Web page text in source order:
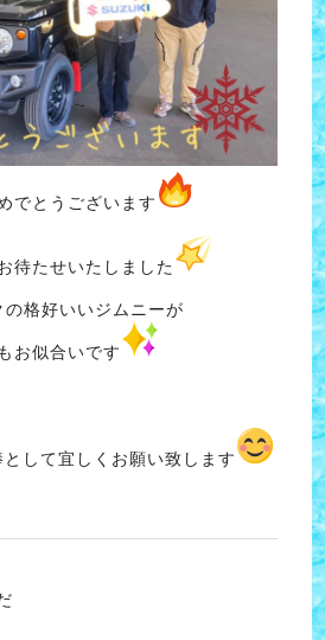
でとうございます
待たせいたしました
の格好いいジムニーが
お似合いです
して宜しくお願い致します